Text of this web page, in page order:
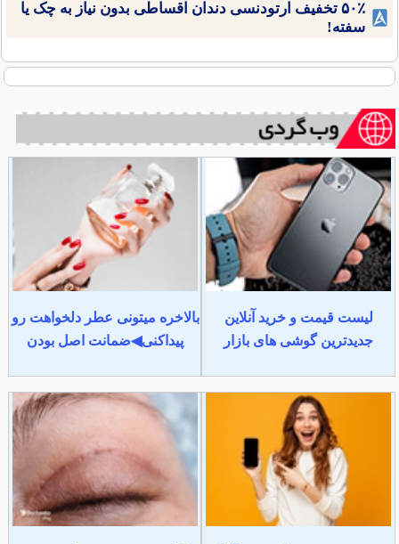
۵۰٪ تخفیف ارتودنسی دندان اقساطی بدون نیاز به چک یا
سفته!
لیست قیمت و خرید آنلاین
جدیدترین گوشی های بازار
بالاخره میتونی عطر دلخواهت رو
پیداکنی◀ضمانت اصل بودن